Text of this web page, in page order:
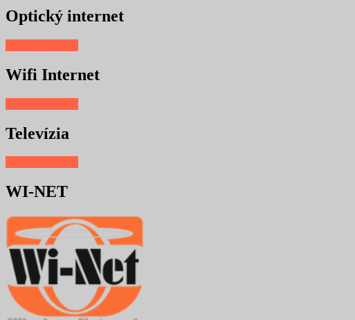
Optický internet
Wifi Internet
Televízia
WI-NET